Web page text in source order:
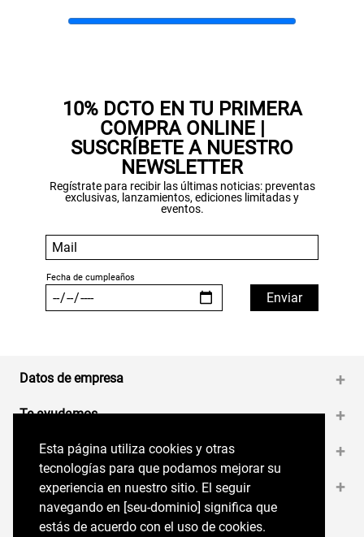
Esta página utiliza cookies y otras
tecnologías para que podamos mejorar su
experiencia en nuestro sitio. El seguir
navegando en perryellis.cl significa que estás
de acuerdo con el uso de cookies.
Esta página utiliza cookies y otras
tecnologías para que podamos mejorar su
experiencia en nuestro sitio. El seguir
navegando en [seu-dominio] significa que
estás de acuerdo con el uso de cookies.
10% DCTO EN TU PRIMERA
COMPRA ONLINE |
SUSCRÍBETE A NUESTRO
NEWSLETTER
Regístrate para recibir las últimas noticias: preventas
exclusivas, lanzamientos, ediciones limitadas y
eventos.
Aquí esta tu cupón, usalo en tu siguiente
Datos de empresa +
Te ayudamos +
Medios de pago +
Contáctanos +
Síguenos en nuestras RRSS